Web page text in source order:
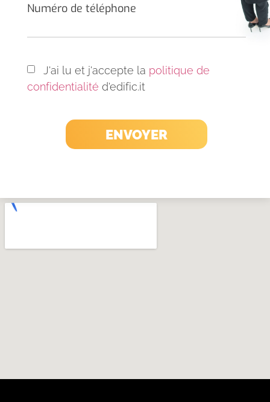
Numéro de téléphone
J'ai lu et j'accepte la politique de
confidentialité d'edific.it
ENVOYER